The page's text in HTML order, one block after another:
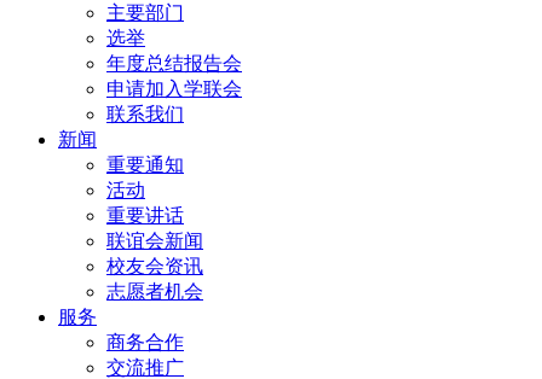
主要部门
选举
年度总结报告会
申请加入学联会
联系我们
新闻
重要通知
活动
重要讲话
联谊会新闻
校友会资讯
志愿者机会
服务
商务合作
交流推广